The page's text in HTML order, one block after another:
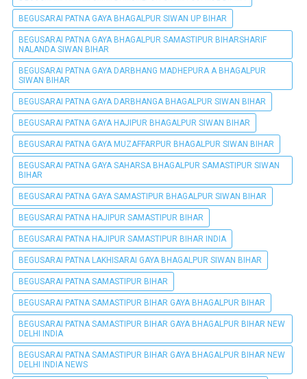
BEGUSARAI PATNA GAYA BHAGALPUR SIWAN UP BIHAR
BEGUSARAI PATNA GAYA BHAGALPUR SAMASTIPUR BIHARSHARIF
NALANDA SIWAN BIHAR
BEGUSARAI PATNA GAYA DARBHANG MADHEPURA A BHAGALPUR
SIWAN BIHAR
BEGUSARAI PATNA GAYA DARBHANGA BHAGALPUR SIWAN BIHAR
BEGUSARAI PATNA GAYA HAJIPUR BHAGALPUR SIWAN BIHAR
BEGUSARAI PATNA GAYA MUZAFFARPUR BHAGALPUR SIWAN BIHAR
BEGUSARAI PATNA GAYA SAHARSA BHAGALPUR SAMASTIPUR SIWAN
BIHAR
BEGUSARAI PATNA GAYA SAMASTIPUR BHAGALPUR SIWAN BIHAR
BEGUSARAI PATNA HAJIPUR SAMASTIPUR BIHAR
BEGUSARAI PATNA HAJIPUR SAMASTIPUR BIHAR INDIA
BEGUSARAI PATNA LAKHISARAI GAYA BHAGALPUR SIWAN BIHAR
BEGUSARAI PATNA SAMASTIPUR BIHAR
BEGUSARAI PATNA SAMASTIPUR BIHAR GAYA BHAGALPUR BIHAR
BEGUSARAI PATNA SAMASTIPUR BIHAR GAYA BHAGALPUR BIHAR NEW
DELHI INDIA
BEGUSARAI PATNA SAMASTIPUR BIHAR GAYA BHAGALPUR BIHAR NEW
DELHI INDIA NEWS